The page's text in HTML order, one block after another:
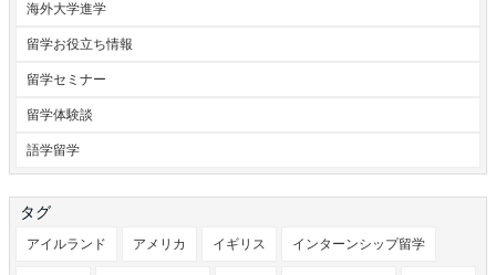
海外大学進学
留学お役立ち情報
留学セミナー
留学体験談
語学留学
タグ
アイルランド アメリカ イギリス インターンシップ留学